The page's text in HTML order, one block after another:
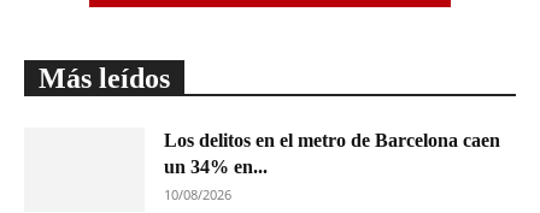
Más leídos
Los delitos en el metro de Barcelona caen
un 34% en...
10/08/2026